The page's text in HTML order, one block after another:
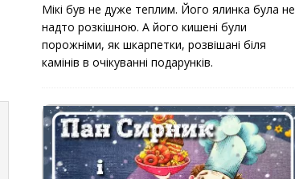
Мікі був не дуже теплим. Його ялинка була не
надто розкішною. А його кишені були
порожніми, як шкарпетки, розвішані біля
камінів в очікуванні подарунків.